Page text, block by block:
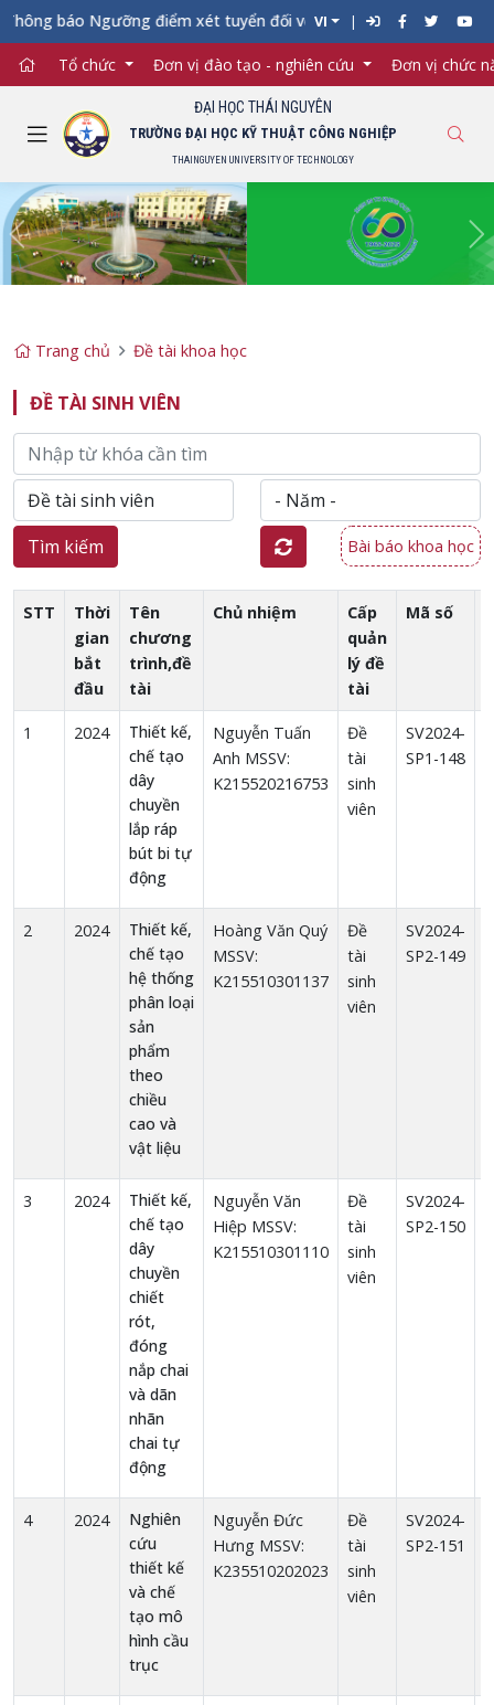
báo Ngưỡng điểm xét tuyển đối với từng ngành đào tạo
VI
Tổ chức Đơn vị đào tạo - nghiên cứu Đơn vị chức
ĐẠI HỌC THÁI NGUYÊN
TRƯỜNG ĐẠI HỌC KỸ THUẬT CÔNG NGHIỆP
THAINGUYEN UNIVERSITY OF TECHNOLOGY
Previous
Trang chủ Đề tài khoa học
ĐỀ TÀI SINH VIÊN
Tìm kiếm Bài báo khoa học
STT
Thời
gian
bắt
đầu
Tên
chương
trình,đề
tài
Chủ nhiệm
Cấp
quản
lý đề
tài
Mã số
1 2024
Thiết kế,
chế tạo
dây
chuyền
lắp ráp
bút bi tự
động
Nguyễn Tuấn
Anh MSSV:
K215520216753
Đề
tài
sinh
viên
SV2024-
SP1-148
2 2024
Thiết kế,
chế tạo
hệ thống
phân loại
sản
phẩm
theo
chiều
cao và
vật liệu
Hoàng Văn Quý
MSSV:
K215510301137
Đề
tài
sinh
viên
SV2024-
SP2-149
3 2024
Thiết kế,
chế tạo
dây
chuyền
chiết
rót,
đóng
nắp chai
và dãn
nhãn
chai tự
động
Nguyễn Văn
Hiệp MSSV:
K215510301110
Đề
tài
sinh
viên
SV2024-
SP2-150
4 2024
Nghiên
cứu
thiết kế
và chế
tạo mô
hình cầu
trục
Nguyễn Đức
Hưng MSSV:
K235510202023
Đề
tài
sinh
viên
SV2024-
SP2-151